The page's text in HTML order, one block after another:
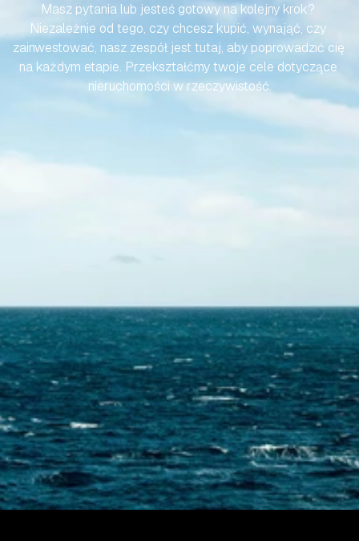
Masz pytania lub jesteś gotowy na kolejny krok?
Niezależnie od tego, czy chcesz kupić, wynająć, czy
zainwestować, nasz zespół jest tutaj, aby poprowadzić cię
na każdym etapie. Przekształćmy twoje cele dotyczące
nieruchomości w rzeczywistość.
Skontaktuj się z nami